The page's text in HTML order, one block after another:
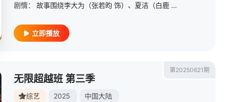
剧情：
故事围绕李大为（张若昀 饰）、夏洁（白鹿 饰）、杨树（徐开骋 饰）、赵继伟（曹璐 饰）四个初出茅庐的见习警员展开，讲述了他们在“警情高发”的平陵市八里河派出所历经各类案件洗礼，并在老警察的言传身教下迅
立即播放
第20250621期
无限超越班 第三季
综艺 2025 中国大陆